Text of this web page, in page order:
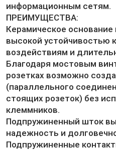
информационным сетям.
ПРЕИМУЩЕСТВА:
Керамическое
высокой устойчивостью
воздействиям и
Благодаря мостовым
розетках возможно
(параллельного
стоящих розеток) без
клеммников.
Подпружиненный шток
надежность и
Подпружиненные